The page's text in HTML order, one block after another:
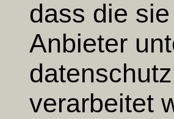
dass die
Anbieter
verarbeitet